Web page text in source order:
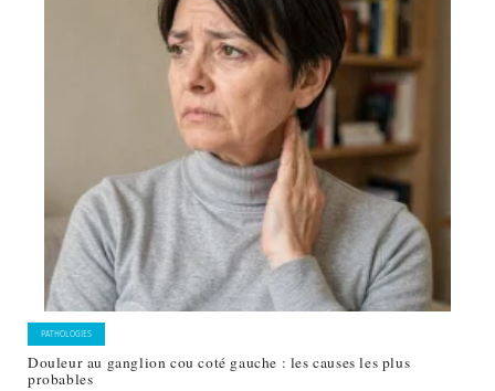
PATHOLOGIES
Douleur au ganglion cou coté gauche : les causes les plus
probables